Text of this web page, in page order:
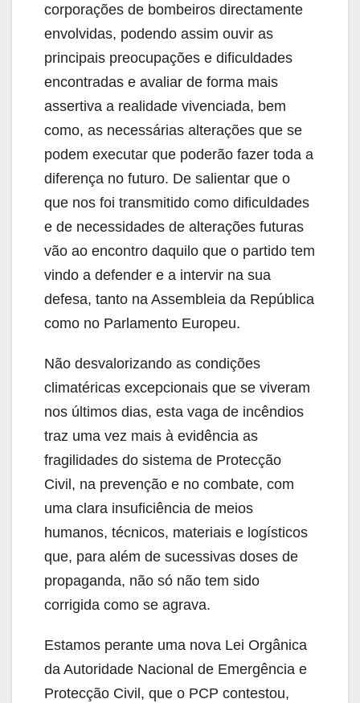
corporações de bombeiros directamente
envolvidas, podendo assim ouvir as
principais preocupações e dificuldades
encontradas e avaliar de forma mais
assertiva a realidade vivenciada, bem
como, as necessárias alterações que se
podem executar que poderão fazer toda a
diferença no futuro. De salientar que o
que nos foi transmitido como dificuldades
e de necessidades de alterações futuras
vão ao encontro daquilo que o partido tem
vindo a defender e a intervir na sua
defesa, tanto na Assembleia da República
como no Parlamento Europeu.
Não desvalorizando as condições
climatéricas excepcionais que se viveram
nos últimos dias, esta vaga de incêndios
traz uma vez mais à evidência as
fragilidades do sistema de Protecção
Civil, na prevenção e no combate, com
uma clara insuficiência de meios
humanos, técnicos, materiais e logísticos
que, para além de sucessivas doses de
propaganda, não só não tem sido
corrigida como se agrava.
Estamos perante uma nova Lei Orgânica
da Autoridade Nacional de Emergência e
Protecção Civil, que o PCP contestou,